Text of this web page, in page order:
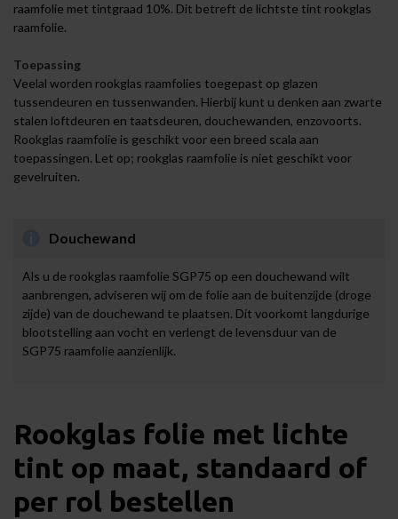
raamfolie met tintgraad 10%. Dit betreft de lichtste tint rookglas
raamfolie.
Toepassing
Veelal worden rookglas raamfolies toegepast op glazen
tussendeuren en tussenwanden. Hierbij kunt u denken aan zwarte
stalen loftdeuren en taatsdeuren, douchewanden, enzovoorts.
Rookglas raamfolie is geschikt voor een breed scala aan
toepassingen. Let op; rookglas raamfolie is niet geschikt voor
gevelruiten.
Douchewand
Als u de rookglas raamfolie SGP75 op een douchewand wilt
aanbrengen, adviseren wij om de folie aan de buitenzijde (droge
zijde) van de douchewand te plaatsen. Dit voorkomt langdurige
blootstelling aan vocht en verlengt de levensduur van de
SGP75 raamfolie aanzienlijk.
Rookglas folie met lichte
tint op maat, standaard of
per rol bestellen